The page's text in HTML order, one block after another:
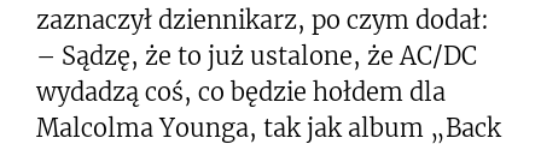
zaznaczył dziennikarz, po czym dodał:
– Sądzę, że to już ustalone, że AC/DC
wydadzą coś, co będzie hołdem dla
Malcolma Younga, tak jak album „Back